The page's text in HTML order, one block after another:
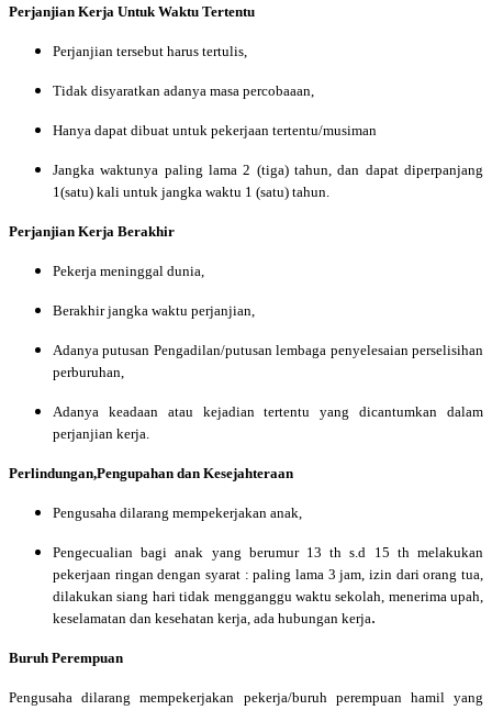
Perjanjian Kerja Untuk Waktu Tertentu
Perjanjian tersebut harus tertulis,
Tidak disyaratkan adanya masa percobaaan,
Hanya dapat dibuat untuk pekerjaan tertentu/musiman
Jangka waktunya paling lama 2 (tiga) tahun, dan dapat diperpanjang
1(satu) kali untuk jangka waktu 1 (satu) tahun.
Perjanjian Kerja Berakhir
Pekerja meninggal dunia,
Berakhir jangka waktu perjanjian,
Adanya putusan Pengadilan/putusan lembaga penyelesaian perselisihan
perburuhan,
Adanya keadaan atau kejadian tertentu yang dicantumkan dalam
perjanjian kerja.
Perlindungan,Pengupahan dan Kesejahteraan
Pengusaha dilarang mempekerjakan anak,
Pengecualian bagi anak yang berumur 13 th s.d 15 th melakukan
pekerjaan ringan dengan syarat : paling lama 3 jam, izin dari orang tua,
dilakukan siang hari tidak mengganggu waktu sekolah, menerima upah,
keselamatan dan kesehatan kerja, ada hubungan kerja.
Buruh Perempuan
Pengusaha dilarang mempekerjakan pekerja/buruh perempuan hamil yang